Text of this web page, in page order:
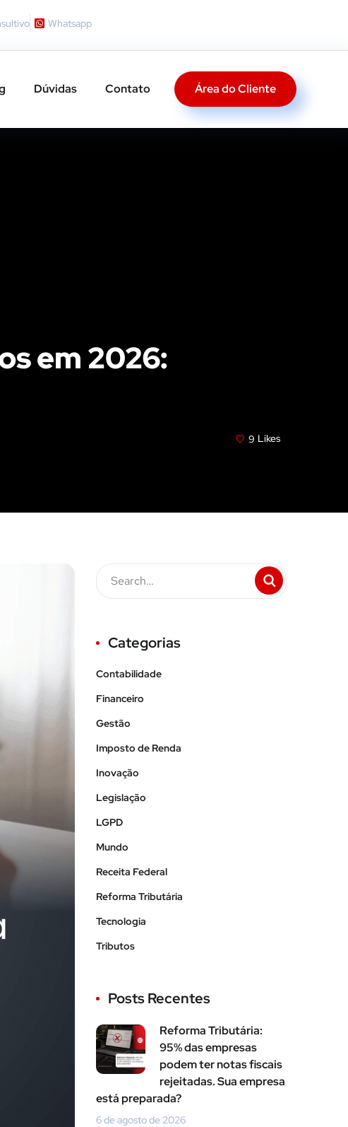
Whatsapp
Dúvidas Contato Área do Cliente
em 2026:
9 Likes
Categorias
Contabilidade
Financeiro
Gestão
Imposto de Renda
Inovação
Legislação
LGPD
Mundo
Receita Federal
Reforma Tributária
Tecnologia
Tributos
Posts Recentes
Reforma Tributária:
95% das empresas
podem ter notas fiscais
rejeitadas. Sua empresa
está preparada?
6 de agosto de 2026